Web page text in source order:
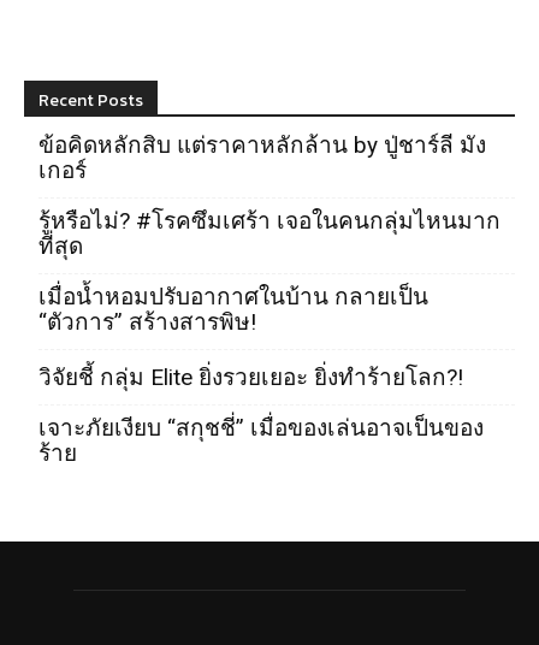
Recent Posts
ข้อคิดหลักสิบ แต่ราคาหลักล้าน by ปู่ชาร์ลี มัง
เกอร์
รู้หรือไม่? #โรคซึมเศร้า เจอในคนกลุ่มไหนมาก
ที่สุด
เมื่อน้ำหอมปรับอากาศในบ้าน กลายเป็น
“ตัวการ” สร้างสารพิษ!
วิจัยชี้ กลุ่ม Elite ยิ่งรวยเยอะ ยิ่งทำร้ายโลก?!
เจาะภัยเงียบ “สกุชชี่” เมื่อของเล่นอาจเป็นของ
ร้าย